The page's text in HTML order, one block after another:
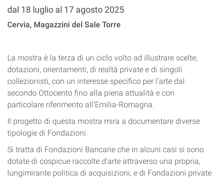
dal 18 luglio al 17 agosto 2025
Cervia, Magazzini del Sale Torre
La mostra è la terza di un ciclo volto ad illustrare scelte,
dotazioni, orientamenti, di realtà private e di singoli
collezionisti, con un interesse specifico per l'arte dal
secondo Ottocento fino alla piena attualità e con
particolare riferimento all’Emilia-Romagna.
Il progetto di questa mostra mira a documentare diverse
tipologie di Fondazioni.
Si tratta di Fondazioni Bancarie che in alcuni casi si sono
dotate di cospicue raccolte d'arte attraverso una propria,
lungimirante politica di acquisizioni, e di Fondazioni private